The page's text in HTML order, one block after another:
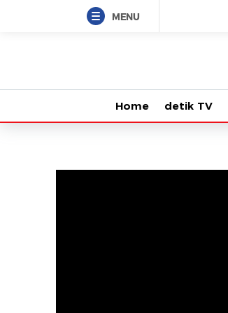
MENU
Home detik TV